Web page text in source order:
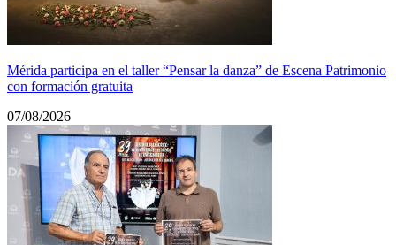
Mérida participa en el taller “Pensar la danza” de Escena Patrimonio
con formación gratuita
07/08/2026